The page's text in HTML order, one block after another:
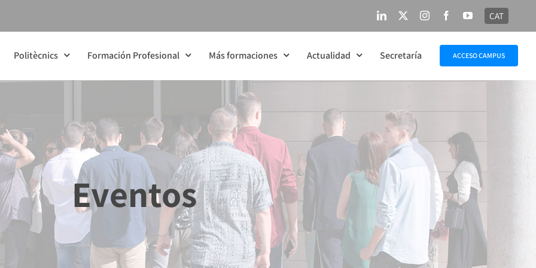
LinkedIn InstagramFacebookYouTube
CAT
Politècnics Formación Profesional Más formaciones Actualidad Secretaría ACCESO CAMPUS
Eventos